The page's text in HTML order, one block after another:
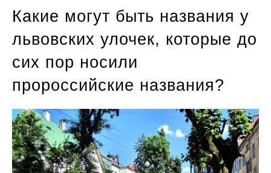
Какие могут быть названия у
львовских улочек, которые до
сих пор носили
пророссийские названия?